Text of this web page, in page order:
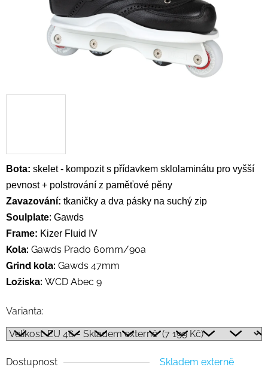
Bota: skelet - kompozit s přídavkem sklolaminátu pro vyšší
pevnost+ polstrování z paměťové pěny
Zavazování: tkaničky a dva pásky na suchý zip
Soulplate: Gawds
Frame: Kizer Fluid IV
Kola: Gawds Prado 60mm/90a
Grind kola: Gawds 47mm
Ložiska: WCD Abec 9
Varianta:
Dostupnost Skladem externě